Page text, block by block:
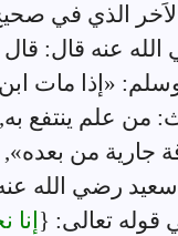
الذي في
عنه قال:
«إذا مات
من علم ينتفع
جارية من
سعيد رضي الله
قوله تعالى: {